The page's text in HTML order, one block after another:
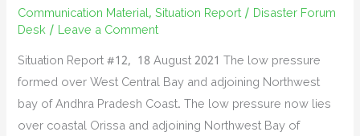
Communication Material,Situation Report/ Disaster Forum
Desk / Leave a Comment
Situation Report #12, 18 August 2021 The low pressure
formed over West Central Bay and adjoining Northwest
bay of Andhra Pradesh Coast. The low pressure now lies
over coastal Orissa and adjoining Northwest Bay of